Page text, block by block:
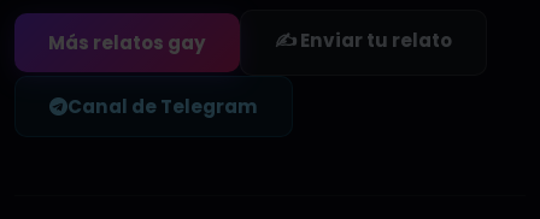
Más relatos gay ✍️ Enviar tu relato
Canal de Telegram